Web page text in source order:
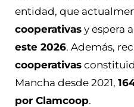
entidad, que
cooperativas y espera
este 2026. Además,
cooperativas
Mancha desde 2021,
por Clamcoop.